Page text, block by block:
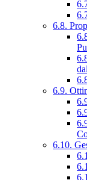
6.8.
6.9.
6.10.